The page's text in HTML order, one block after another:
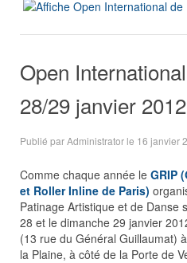
Open
28/29 janvier 2012
Publié par Administrator le 16 janvier
Comme chaque année le GRIP
et Roller Inline de Paris)
Patinage Artistique et de Danse
28 et le dimanche 29 janvier
(13 rue du Général Guillaumat)
la Plaine, à côté de la Porte de